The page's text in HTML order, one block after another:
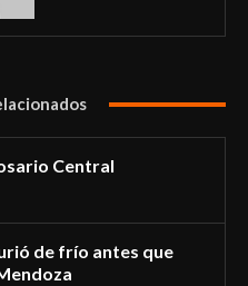
Central
de frío antes que